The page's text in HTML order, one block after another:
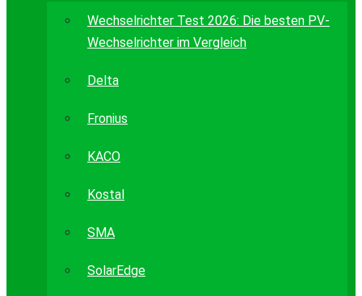
Wechselrichter Test 2026: Die besten PV-
Wechselrichter im Vergleich
Delta
Fronius
KACO
Kostal
SMA
SolarEdge